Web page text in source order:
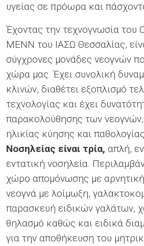
υγείας σε πρόωρα και
Έχοντας την τεχνογνωσία του
ΜΕΝΝ του ΙΑΣΩ Θεσσαλίας,
σύγχρονες μονάδες νεογνών
χώρα µας. Έχει συνολική
κλινών, διαθέτει εξοπλισμό
τεχνολογίας και έχει
παρακολούθησης των
ηλικίας κύησης και
Νοσηλείας είναι τρία, απλή,
εντατική νοσηλεία.
χώρο απομόνωσης με αρνητική
νεογνά με λοίμωξη,
παρασκευή ειδικών γαλάτων,
θηλασμό καθώς και ειδικά
για την αποθήκευση του